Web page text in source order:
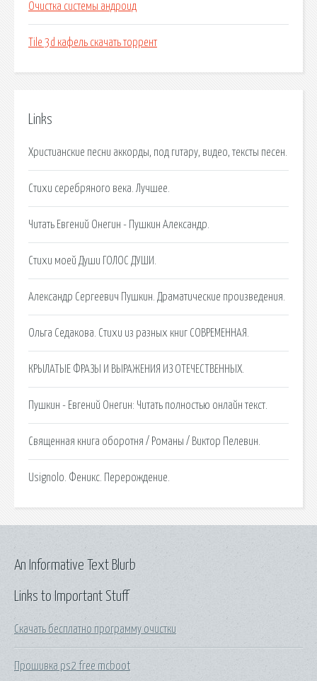
Очистка системы андроид
Tile 3d кафель скачать торрент
Links
Христианские песни аккорды, под гитару, видео, тексты песен.
Стихи серебряного века. Лучшее.
Читать Евгений Онегин - Пушкин Александр.
Стихи моей Души ГОЛОС ДУШИ.
Александр Сергеевич Пушкин. Драматические произведения.
Ольга Седакова. Стихи из разных книг СОВРЕМЕННАЯ.
КРЫЛАТЫЕ ФРАЗЫ И ВЫРАЖЕНИЯ ИЗ ОТЕЧЕСТВЕННЫХ.
Пушкин - Евгений Онегин: Читать полностью онлайн текст.
Священная книга оборотня / Романы / Виктор Пелевин.
Usignolo. Феникс. Перерождение.
Links to Important Stuff
Скачать бесплатно программу очистки
Прошивка ps2 free mcboot
An Informative Text Blurb